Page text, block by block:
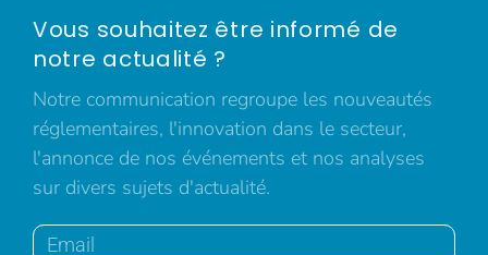
Vous souhaitez être informé de
notre actualité ?
Notre communication regroupe les nouveautés
réglementaires, l'innovation dans le secteur,
l'annonce de nos événements et nos analyses
sur divers sujets d'actualité.